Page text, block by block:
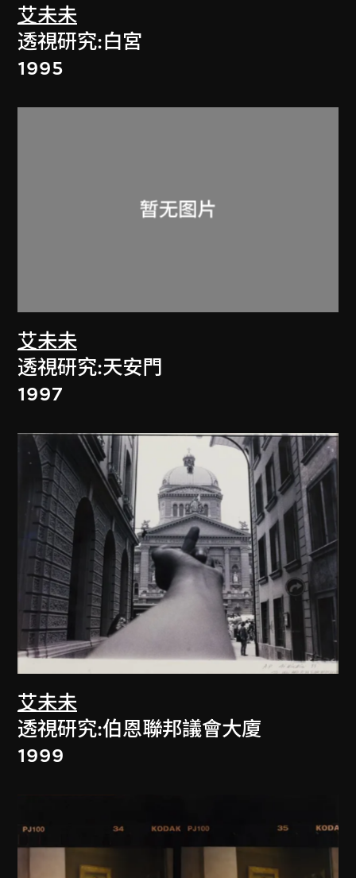
艾未未
透視研究:白宮
1995
艾未未
透視研究:天安門
1997
艾未未
透視研究:伯恩聯邦議會大廈
1999